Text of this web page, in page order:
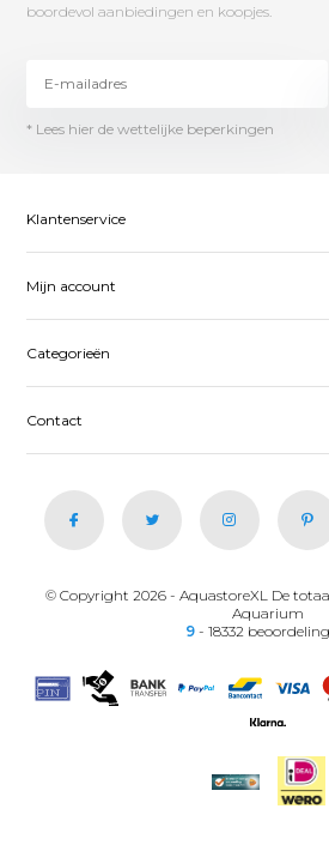
boordevol aanbiedingen en koopjes.
* Lees hier de wettelijke beperkingen
Klantenservice
Mijn account
Categorieën
Contact
© Copyright 2026 - AquastoreXL De
Aquarium
9 - 18332